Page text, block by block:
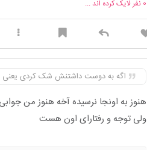
0 نفر لایک کرده اند ...
اگه به دوست داشتنش شک کردی یعنی
هنوز به اونجا نرسیده آخه هنوز من
ولی توجه و رفتارای اون هست